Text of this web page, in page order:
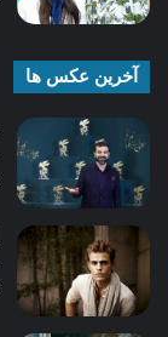
آخرین عکس ها